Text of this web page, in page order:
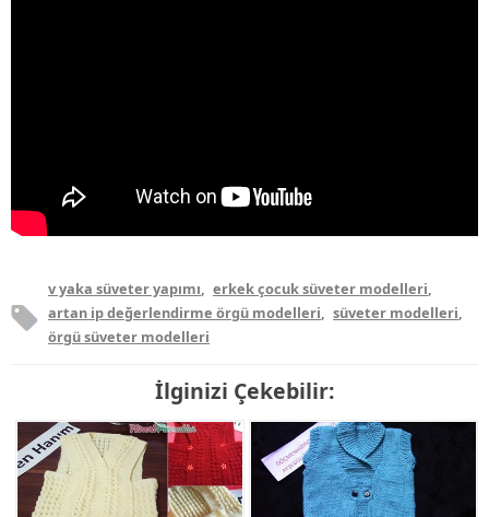
v yaka süveter yapımı, erkek çocuk süveter modelleri,
artan ip değerlendirme örgü modelleri, süveter modelleri,
örgü süveter modelleri
İlginizi Çekebilir: